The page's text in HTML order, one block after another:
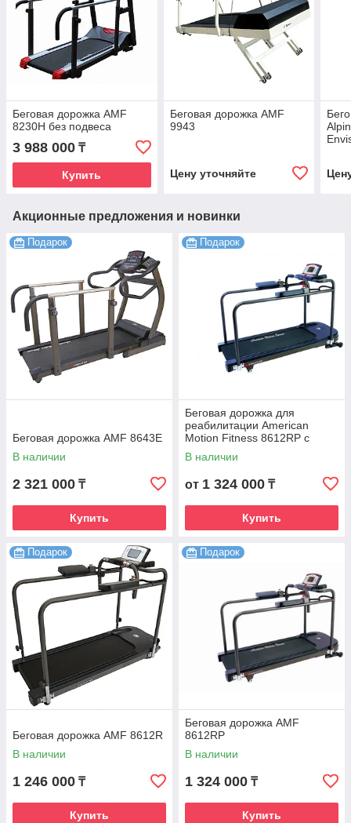
Беговая дорожка AMF
8230H без подвеса
3 988 000 ₸
Купить
Беговая дорожка AMF
9943
Цену уточняйте
Акционные предложения и новинки
Подарок
Беговая дорожка AMF 8643Е
В наличии
2 321 000 ₸
Купить
Подарок
Беговая дорожка для
реабилитации American
Motion Fitness 8612RP с
реверсом
В наличии
от 1 324 000 ₸
Купить
Подарок
Беговая дорожка AMF 8612R
В наличии
1 246 000 ₸
Купить
Подарок
Беговая дорожка AMF
8612RP
В наличии
1 324 000 ₸
Купить